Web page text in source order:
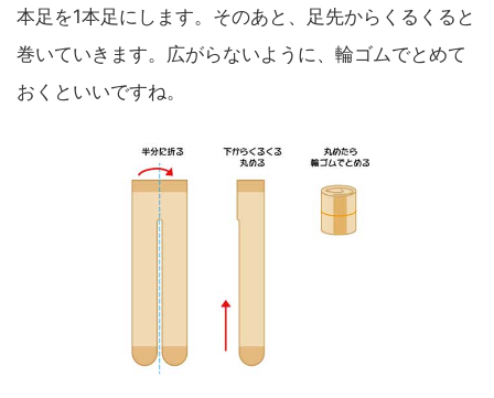
本足を1本足にします。そのあと、足先からくるくると
巻いていきます。広がらないように、輪ゴムでとめて
おくといいですね。